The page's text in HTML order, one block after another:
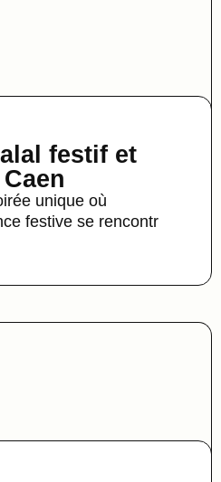
festif et
unique où
festive se rencontr